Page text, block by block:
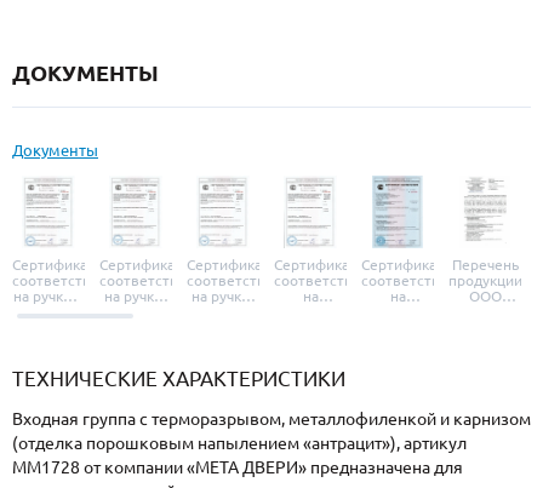
ДОКУМЕНТЫ
Документы
Сертификат
соответствия
на ручки и
броненакладки
Сертификат
соответствия
на ручки-
защелки
Сертификат
соответствия
на ручки-
Сертификат
соответствия
на
Сертификат
соответствия
на
Перечень
продукции
ООО
ТЕХНИЧЕСКИЕ ХАРАКТЕРИСТИКИ
Входная группа с терморазрывом, металлофиленкой и карнизом
(отделка порошковым напылением «антрацит»), артикул
ММ1728 от компании «МЕТА ДВЕРИ» предназначена для